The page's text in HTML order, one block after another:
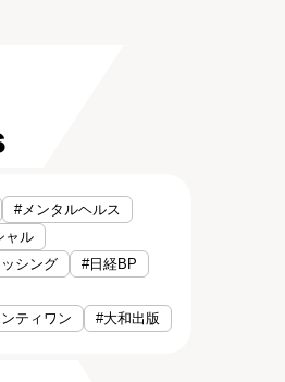
#メンタルヘルス
ャル
シング
#日経BP
ティワン
#大和出版